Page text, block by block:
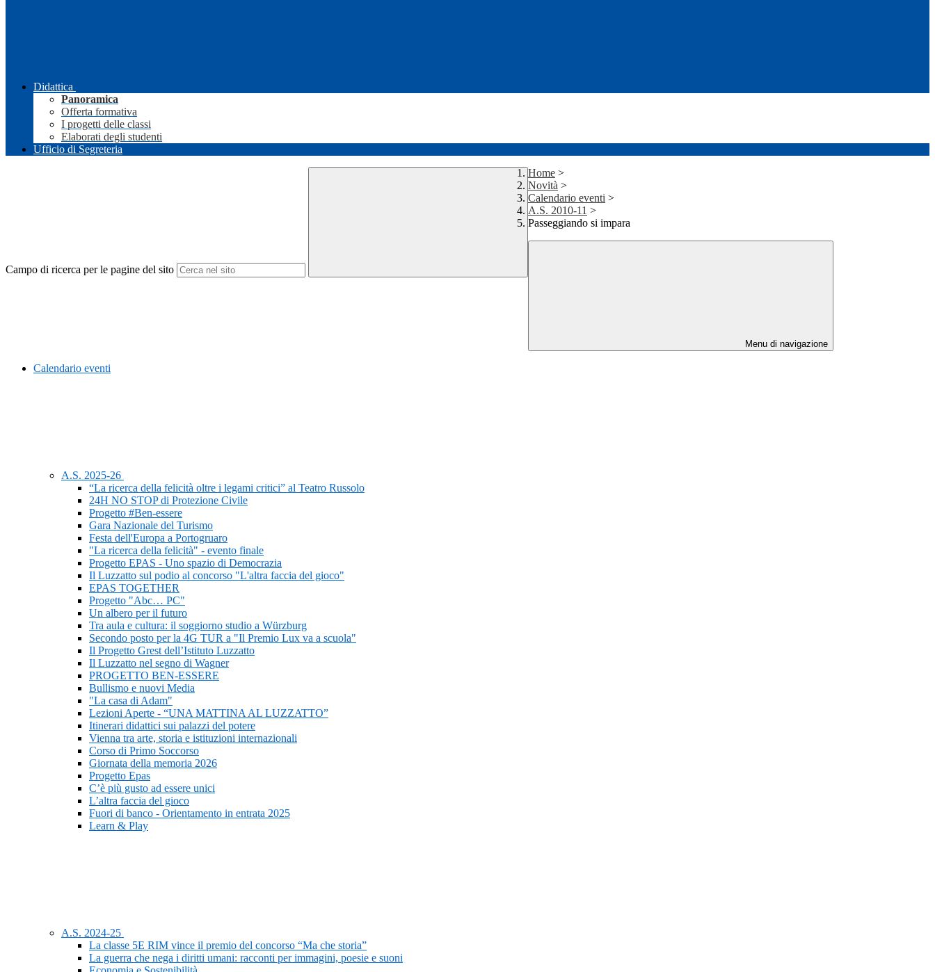
Didattica
Panoramica
Offerta formativa
I progetti delle classi
Elaborati degli studenti
Ufficio di Segreteria
Campo di ricerca per le pagine del sito
Home >
Novità >
Calendario eventi >
A.S. 2010-11 >
Passeggiando si impara
Menu di navigazione
Calendario eventi
A.S. 2025-26
“La ricerca della felicità oltre i legami critici” al Teatro Russolo
24H NO STOP di Protezione Civile
Progetto #Ben-essere
Gara Nazionale del Turismo
Festa dell'Europa a Portogruaro
"La ricerca della felicità" - evento finale
Progetto EPAS - Uno spazio di Democrazia
Il Luzzatto sul podio al concorso "L'altra faccia del gioco"
EPAS TOGETHER
Progetto "Abc… PC"
Un albero per il futuro
Tra aula e cultura: il soggiorno studio a Würzburg
Secondo posto per la 4G TUR a "Il Premio Lux va a scuola"
Il Progetto Grest dell’Istituto Luzzatto
Il Luzzatto nel segno di Wagner
PROGETTO BEN-ESSERE
Bullismo e nuovi Media
"La casa di Adam"
Lezioni Aperte - “UNA MATTINA AL LUZZATTO”
Itinerari didattici sui palazzi del potere
Vienna tra arte, storia e istituzioni internazionali
Corso di Primo Soccorso
Giornata della memoria 2026
Progetto Epas
C’è più gusto ad essere unici
L’altra faccia del gioco
Fuori di banco - Orientamento in entrata 2025
Learn & Play
A.S. 2024-25
La classe 5E RIM vince il premio del concorso “Ma che storia”
La guerra che nega i diritti umani: racconti per immagini, poesie e suoni